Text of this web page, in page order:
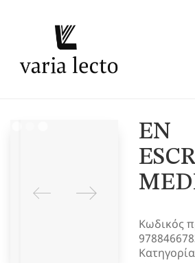
EN
Κωδικός